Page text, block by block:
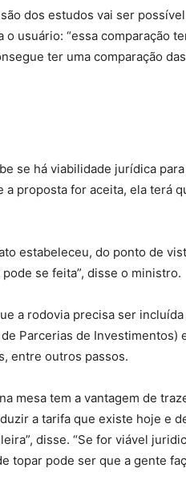
dos estudos vai ser
usuário: “essa comparação
ter uma comparação
se há viabilidade jurídica
proposta for aceita, ela terá
estabeleceu, do ponto de
se feita”, disse o ministro.
a rodovia precisa ser
Parcerias de Investimentos)
entre outros passos.
mesa tem a vantagem de
a tarifa que existe hoje e
disse. “Se for viável
topar pode ser que a gente